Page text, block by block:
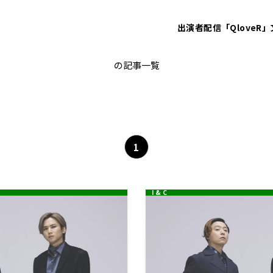
出演者配信「QloveR」
Kinki Kidsどんなもんヤ！
の記事一覧
1